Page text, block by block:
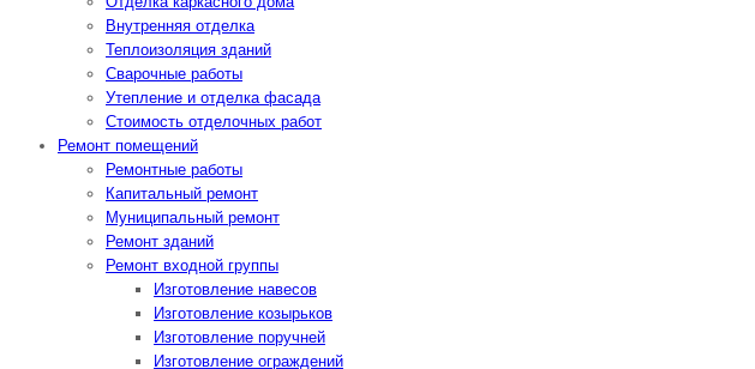
Внутренняя отделка
Теплоизоляция зданий
Сварочные работы
Утепление и отделка фасада
Стоимость отделочных работ
Ремонт помещений
Ремонтные работы
Капитальный ремонт
Муниципальный ремонт
Ремонт зданий
Ремонт входной группы
Изготовление навесов
Изготовление козырьков
Изготовление поручней
Изготовление ограждений